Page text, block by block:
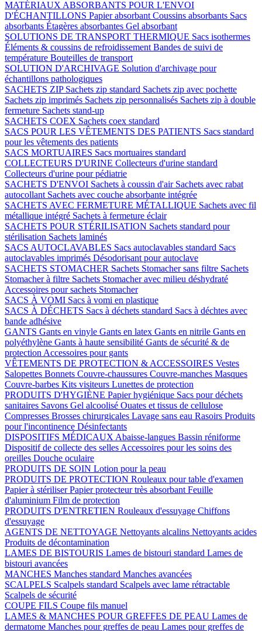
MATÉRIAUX ABSORBANTS POUR L'ENVOI
D'ÉCHANTILLONS Papier absorbant Coussins absorbants Sacs
absorbants Étagères absorbantes Gel absorbant
SOLUTIONS DE TRANSPORT THERMIQUE Sacs isothermes
Éléments & coussins de refroidissement Bandes de suivi de
température Bouteilles de transport
SOLUTION D'ARCHIVAGE Solution d'archivage pour
échantillons pathologiques
SACHETS ZIP Sachets zip standard Sachets zip avec pochette
Sachets zip imprimés Sachets zip personnalisés Sachets zip à double
fermeture Sachets stand-up
SACHETS COEX Sachets coex standard
SACS POUR LES VÊTEMENTS DES PATIENTS Sacs standard
pour les vêtements des patients
SACS MORTUAIRES Sacs mortuaires standard
COLLECTEURS D'URINE Collecteurs d'urine standard
Collecteurs d'urine pour pédiatrie
SACHETS D'ENVOI Sachets à coussin d'air Sachets avec rabat
autocollant Sachets avec couche absorbante intégrée
SACHETS AVEC FERMETURE MÉTALLIQUE Sachets avec fil
métallique intégré Sachets à fermeture éclair
SACHETS POUR STÉRILISATION Sachets standard pour
stérilisation Sachets laminés
SACS AUTOCLAVABLES Sacs autoclavables standard Sacs
autoclavables imprimés Désodorisant pour autoclave
SACHETS STOMACHER Sachets Stomacher sans filtre Sachets
Stomacher à filtre Sachets Stomacher avec milieu déshydraté
Accessoires pour sachets Stomacher
SACS À VOMI Sacs à vomi en plastique
SACS À DÉCHETS Sacs à déchets standard Sacs à déchtes avec
bande adhésive
GANTS Gants en vinyle Gants en latex Gants en nitrile Gants en
polyéthylène Gants à haute sensibilité Gants de sécurité & de
protection Accessoires pour gants
VÊTEMENTS DE PROTECTION & ACCESSOIRES Vestes
Salopettes Bonnets Couvre-chaussures Couvre-manches Masques
Couvre-barbes Kits visiteurs Lunettes de protection
PRODUITS D'HYGIÈNE Papier hygiénique Sacs pour déchets
sanitaires Savons Gel alcoolisé Ouates et tissus de cellulose
Compresses Brosses chirurgicales Lavage sans eau Rasoirs Produits
pour l'incontinence Désinfectants
DISPOSITIFS MÉDICAUX Abaisse-langues Bassin réniforme
Dispositif de collecte des selles Accessoires pour les soins des
oreilles Douche oculaire
PRODUITS DE SOIN Lotion pour la peau
PRODUITS DE PROTECTION Rouleaux pour table d'examen
Papier à stériliserPapier protecteur très absorbant Feuille
d'aluminium Film de protection
PRODUITS D'ENTRETIEN Rouleaux d'essuyage Chiffons
d'essuyage
AGENTS DE NETTOYAGE Nettoyants alcalins Nettoyants acides
Produits de décontamination
LAMES DE BISTOURIS Lames de bistouri standard Lames de
bistouri avancées
MANCHES Manches standard Manches avancées
SCALPELS Scalpels standard Scalpels avec lame rétractable
Scalpels de sécurité
COUPE FILS Coupe fils manuel
LAMES & MANCHES POUR GREFFES DE PEAU Lames de
dermatome Manches pour greffes de peau Lames pour greffes de